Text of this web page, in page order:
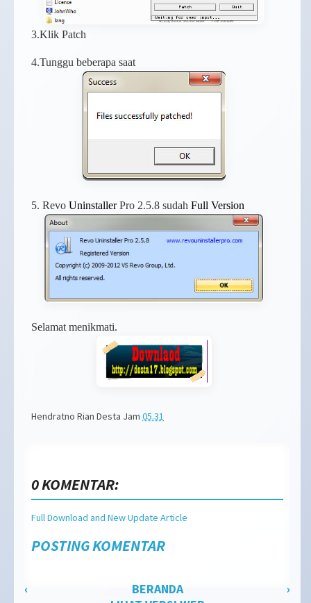
3.Klik Patch
4.Tunggu beberapa saat
5. Revo UninstallerPro 2.5.8 sudah Full Version
Selamat menikmati.
Hendratno Rian Desta Jam 05.31
0 KOMENTAR:
Full Download and New Update Article
POSTING KOMENTAR
‹ ›
BERANDA